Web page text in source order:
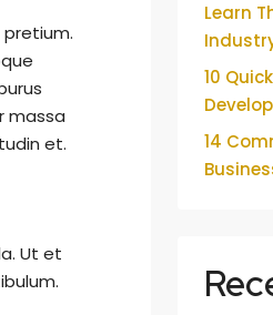
massa
et.
Ut et
Learn
10
14